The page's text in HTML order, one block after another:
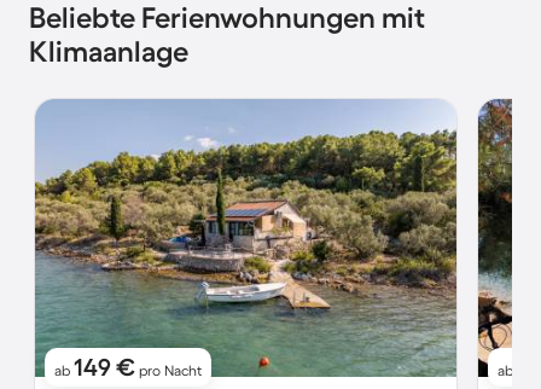
Beliebte Ferienwohnungen mit
Klimaanlage
ab 149 € pro Nacht ab